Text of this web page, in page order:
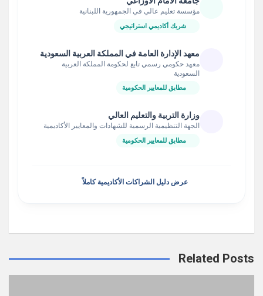
مؤسسة تعليم عالي في الجمهورية اللبنانية
شريك أكاديمي استراتيجي
معهد الإدارة العامة في المملكة العربية السعودية
معهد حكومي رسمي تابع لحكومة المملكة العربية
السعودية
مطابق للمعايير الحكومية
وزارة التربية والتعليم العالي
الجهة التنظيمية الرسمية للشهادات والمعايير الأكاديمية
مطابق للمعايير الحكومية
عرض دليل الشراكات الأكاديمية كاملاً
Related Posts